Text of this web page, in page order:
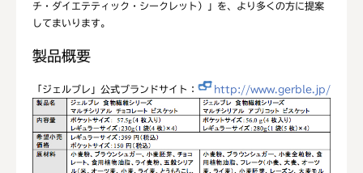
チ・ダイエテティック・シークレット）」を、より多くの方に提案
してまいります。
製品概要
「ジェルブレ」公式ブランドサイト： http://www.gerble.jp/